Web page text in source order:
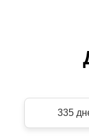
335